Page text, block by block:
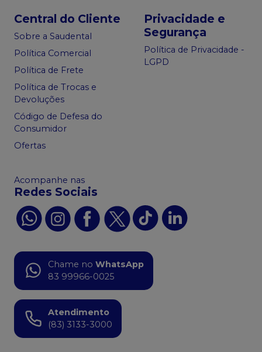
Central do Cliente
Sobre a Saudental
Política Comercial
Política de Frete
Política de Trocas e
Devoluções
Código de Defesa do
Consumidor
Ofertas
Privacidade e
Segurança
Política de Privacidade -
LGPD
Acompanhe nas
Redes Sociais
Chame no WhatsApp
83 99966-0025
Atendimento
(83) 3133-3000